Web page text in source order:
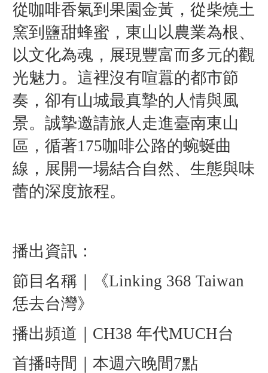
從咖啡香氣到果園金黃，從柴燒土
窯到鹽甜蜂蜜，東山以農業為根、
以文化為魂，展現豐富而多元的觀
光魅力。這裡沒有喧囂的都市節
奏，卻有山城最真摯的人情與風
景。誠摯邀請旅人走進臺南東山
區，循著175咖啡公路的蜿蜒曲
線，展開一場結合自然、生態與味
蕾的深度旅程。
播出資訊：
節目名稱｜《Linking 368 Taiwan
恁去台灣》
播出頻道｜CH38 年代MUCH台
首播時間｜本週六晚間7點